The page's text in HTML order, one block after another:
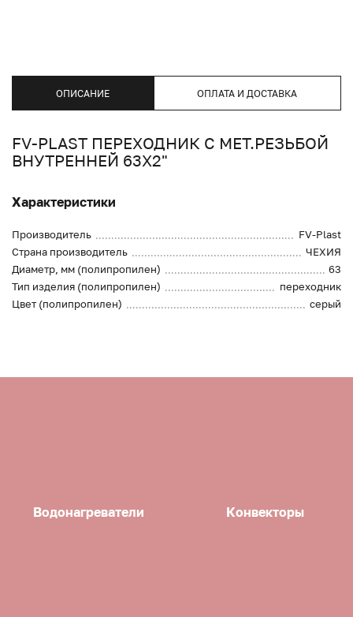
ОПИСАНИЕ ОПЛАТА И ДОСТАВКА
FV-PLAST ПЕРЕХОДНИК С МЕТ.РЕЗЬБОЙ
ВНУТРЕННЕЙ 63Х2"
Характеристики
Производитель
FV-Plast
Страна производитель
ЧЕХИЯ
Диаметр, мм (полипропилен)
63
Тип изделия (полипропилен)
переходник
Цвет (полипропилен)
серый
Водонагреватели Конвекторы